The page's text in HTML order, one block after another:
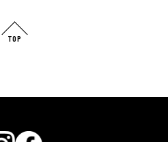
TOP